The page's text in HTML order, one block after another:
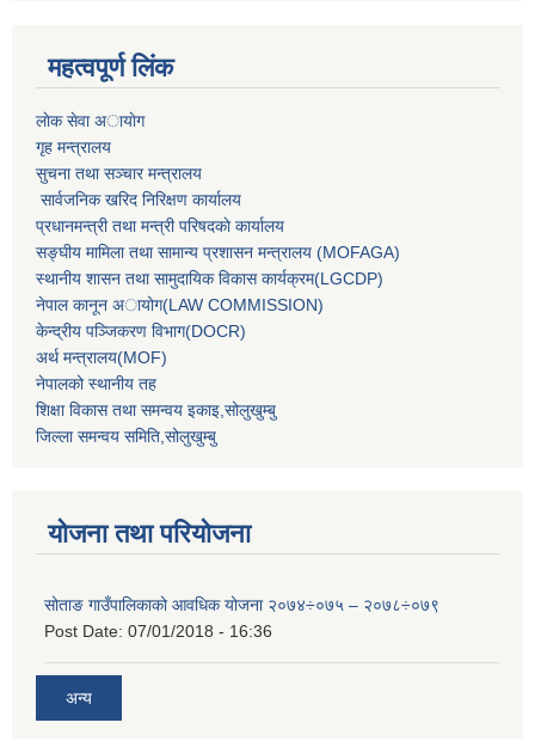
महत्वपूर्ण लिंक
लाेक सेवा अायाेग
गृह मन्त्रालय
सुचना तथा सञ्चार मन्त्रालय
सार्वजनिक खरिद निरिक्षण कार्यालय
प्रधानमन्त्री तथा मन्त्री परिषदकाे कार्यालय
सङ्घीय मामिला तथा सामान्य प्रशासन मन्त्रालय (MOFAGA)
स्थानीय शासन तथा सामुदायिक विकास कार्यक्रम(LGCDP)
नेपाल कानून अायोग(LAW COMMISSION)
केन्‍द्रीय पञ्‍जिकरण विभाग(DOCR)
अर्थ मन्‍त्रालय(MOF)
नेपालको स्थानीय तह
शिक्षा विकास तथा समन्वय इकाइ,सोलुखुम्बु
जिल्ला समन्वय समिति,सोलुखुम्बु
योजना तथा परियोजना
सोताङ गाउँपालिकाको आवधिक योजना २०७४÷०७५ – २०७८÷०७९
Post Date: 07/01/2018 - 16:36
अन्य